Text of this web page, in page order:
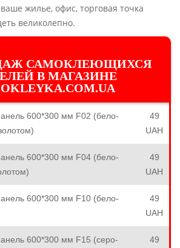
жилье, офис, торговая точка
великолепно.
САМОКЛЕЮЩИХСЯ
В МАГАЗИНЕ
600*300 мм F02 (бело-
49
UAH
600*300 мм F04 (бело-
49
UAH
600*300 мм F10 (бело-
49
UAH
600*300 мм F15 (серо-
49